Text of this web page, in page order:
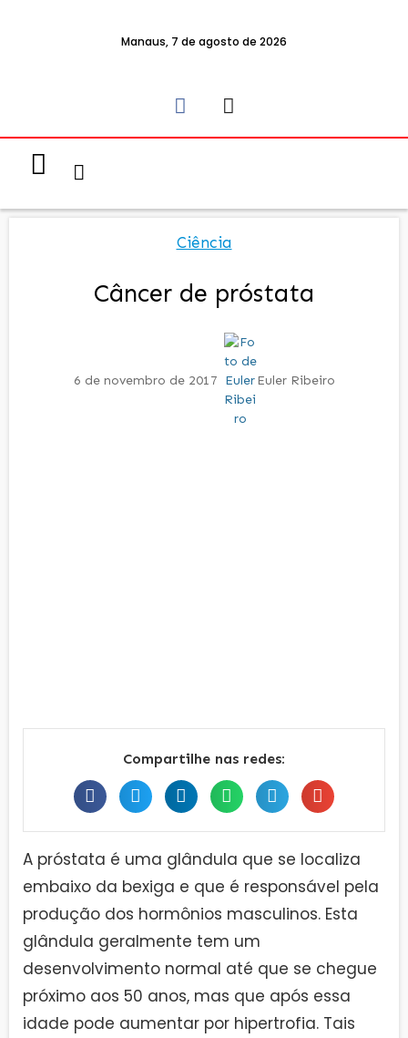
Manaus, 7 de agosto de 2026
Ciência
Câncer de próstata
6 de novembro de 2017 Euler Ribeiro
Compartilhe nas redes:
A próstata é uma glândula que se localiza
embaixo da bexiga e que é responsável pela
produção dos hormônios masculinos. Esta
glândula geralmente tem um
desenvolvimento normal até que se chegue
próximo aos 50 anos, mas que após essa
idade pode aumentar por hipertrofia. Tais